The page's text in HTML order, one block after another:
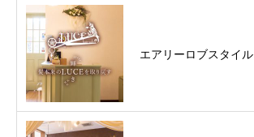
エアリーロブスタイル